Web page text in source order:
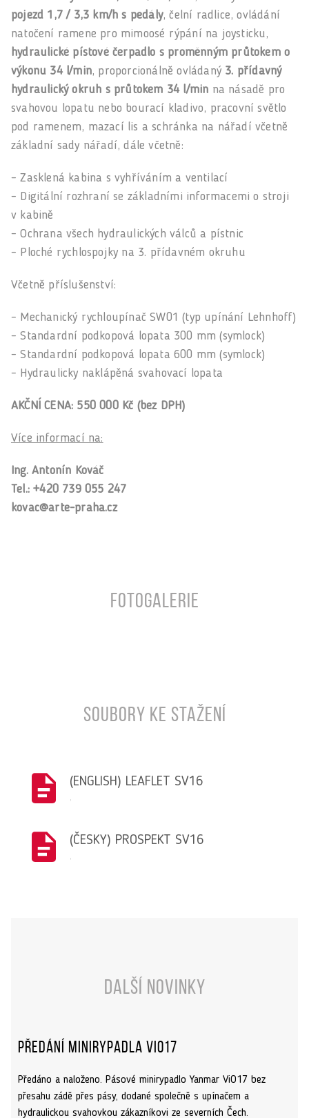
Fotogalerie
Soubory ke stažení
(ENGLISH) LEAFLET SV16
,
(ČESKY) PROSPEKT SV16
,
pojezd 1,7 / 3,3 km/h s pedály, čelní radlice, ovládání
natočení ramene pro mimoosé rýpání na joysticku,
hydraulické pístové čerpadlo s proměnným průtokem o
výkonu 34 l/min, proporcionálně ovládaný 3. přídavný
hydraulický okruh s průtokem 34 l/min na násadě pro
svahovou lopatu nebo bourací kladivo, pracovní světlo
pod ramenem, mazací lis a schránka na nářadí včetně
základní sady nářadí, dále včetně:
– Zasklená kabina s vyhříváním a ventilací
– Digitální rozhraní se základními informacemi o stroji
v kabině
– Ochrana všech hydraulických válců a pístnic
– Ploché rychlospojky na 3. přídavném okruhu
Včetně příslušenství:
– Mechanický rychloupínač SW01 (typ upínání Lehnhoff)
– Standardní podkopová lopata 300 mm (symlock)
– Standardní podkopová lopata 600 mm (symlock)
– Hydraulicky naklápěná svahovací lopata
AKČNÍ CENA: 550 000 Kč (bez DPH)
Více informací na:
Ing. Antonín Kováč
Tel.: +420 739 055 247
kovac@arte-praha.cz
Další novinky
Předání minirypadla ViO17
Předáno a naloženo. Pásové minirypadlo Yanmar ViO17 bez
přesahu zádě přes pásy, dodané společně s upínačem a
hydraulickou svahovkou zákazníkovi ze severních Čech.